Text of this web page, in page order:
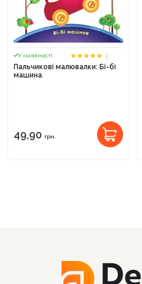
У наявності
1
Пальчикові малювалки: Бі-бі
машина
49,90 грн.